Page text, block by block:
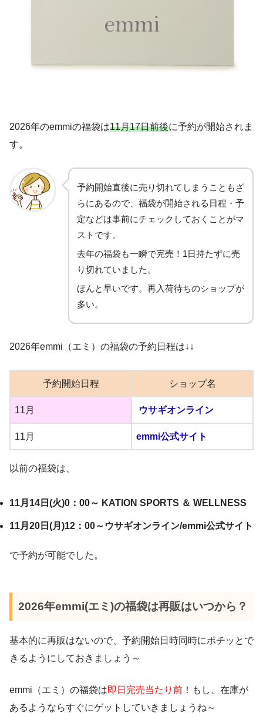
2026年のemmiの福袋は11月17日前後に予約が開始されま
す。
予約開始直後に売り切れてしまうこともざ
らにあるので、福袋が開始される日程・予
定などは事前にチェックしておくことがマ
ストです。
去年の福袋も一瞬で完売！1日持たずに売
り切れていました。
ほんと早いです。再入荷待ちのショップが
多い。
2026年emmi（エミ）の福袋の予約日程は↓↓
予約開始日程 ショップ名
11月 ウサギオンライン
11月 emmi公式サイト
以前の福袋は、
11月14日(火)0：00～ KATION SPORTS ＆ WELLNESS
11月20日(月)12：00～ウサギオンライン/emmi公式サイト
で予約が可能でした。
2026年emmi(エミ)の福袋は再販はいつから？
基本的に再販はないので、予約開始日時同時にポチッとで
きるようにしておきましょう～
emmi（エミ）の福袋は即日完売当たり前 ！もし、在庫が
あるようならすぐにゲットしていきましょうね～